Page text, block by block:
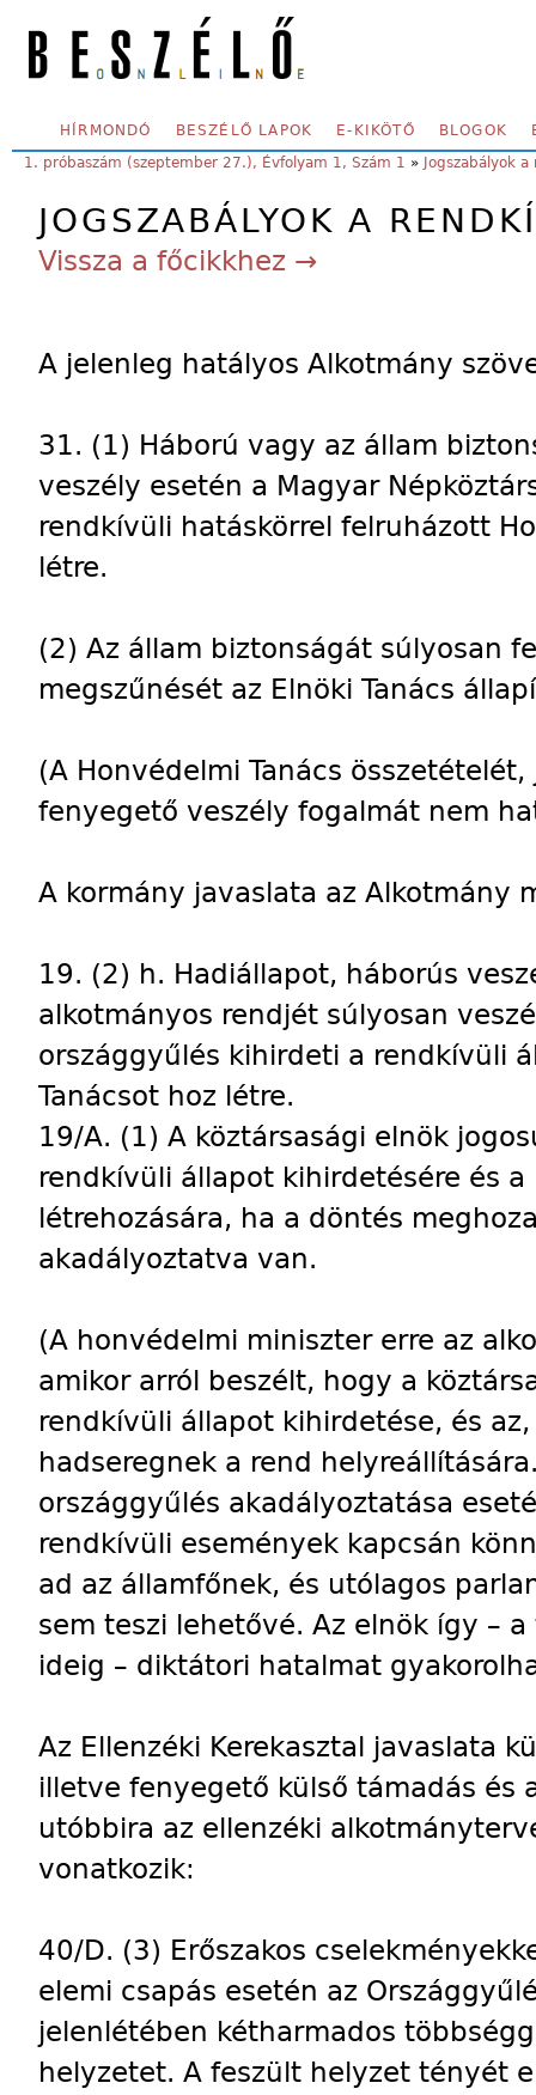
SECONDARY MENU
HÍRMONDÓ BESZÉLŐ LAPOK E-KIKÖTŐ BLOGOK
YOU ARE HERE:
1. próbaszám (szeptember 27.), Évfolyam 1, Szám 1 » Jogszabályok
JOGSZABÁLYOK A
Vissza a főcikkhez →
A jelenleg hatályos Alkotmány
31. (1) Háború vagy az állam
veszély esetén a Magyar
rendkívüli hatáskörrel felruházott
létre.
(2) Az állam biztonságát súlyosan
megszűnését az Elnöki Tanács
(A Honvédelmi Tanács
fenyegető veszély fogalmát nem
A kormány javaslata az Alkotmány
19. (2) h. Hadiállapot, háborús
alkotmányos rendjét súlyosan
országgyűlés kihirdeti a rendkívüli
Tanácsot hoz létre.
19/A. (1) A köztársasági elnök
rendkívüli állapot kihirdetésére és a
létrehozására, ha a döntés
akadályoztatva van.
(A honvédelmi miniszter erre az
amikor arról beszélt, hogy a
rendkívüli állapot kihirdetése, és
hadseregnek a rend
országgyűlés akadályoztatása
rendkívüli események kapcsán
ad az államfőnek, és utólagos
sem teszi lehetővé. Az elnök így –
ideig – diktátori hatalmat
Az Ellenzéki Kerekasztal javaslata
illetve fenyegető külső támadás és
utóbbira az ellenzéki
vonatkozik:
40/D. (3) Erőszakos
elemi csapás esetén az
jelenlétében kétharmados
helyzetet. A feszült helyzet tényét